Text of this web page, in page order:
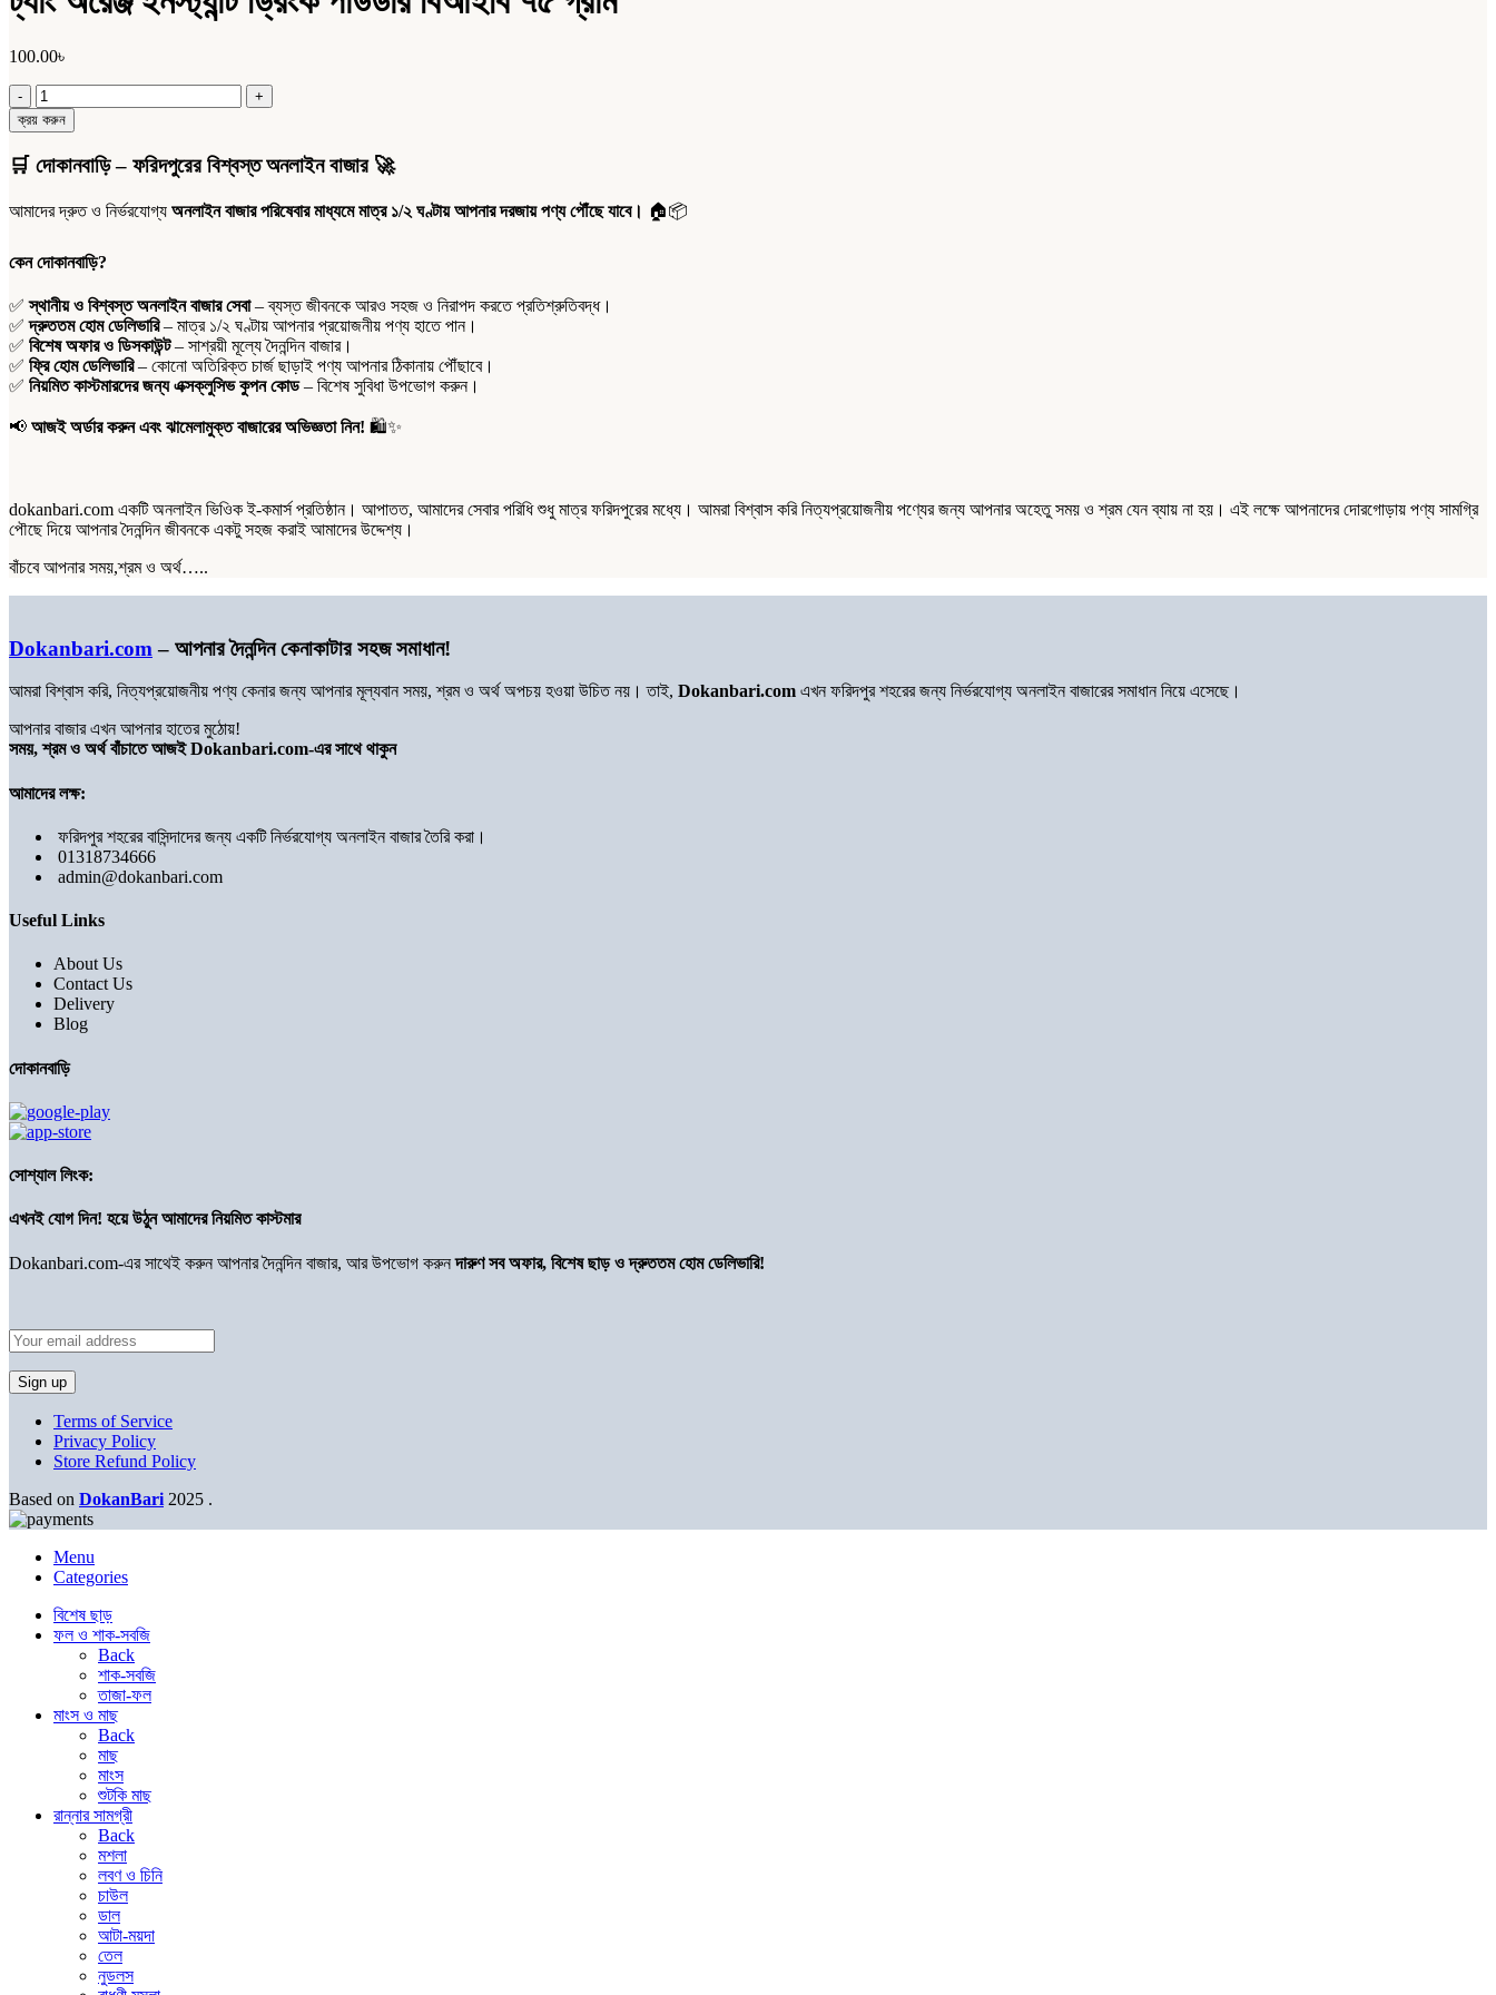
100.00৳
ট্যাং
অরেঞ্জ
ইনস্ট্যান্ট
পাউডার
৭৫
quantity
ক্রয় করুন
🛒 দোকানবাড়ি – ফরিদপুরের বিশ্বস্ত অনলাইন বাজার🚀
আমাদের দ্রুত ও নির্ভরযোগ্য অনলাইন বাজার পরিষেবার মাধ্যমে মাত্র ১/২ ঘণ্টায় আপনার দরজায় পণ্য পৌঁছে যাবে। 🏠📦
কেন দোকানবাড়ি?
✅স্থানীয় ও বিশ্বস্ত অনলাইন বাজার সেবা– ব্যস্ত জীবনকে আরও সহজ ও নিরাপদ করতে প্রতিশ্রুতিবদ্ধ।
✅দ্রুততম হোম ডেলিভারি– মাত্র ১/২ ঘণ্টায় আপনার প্রয়োজনীয় পণ্য হাতে পান।
✅ বিশেষ অফার ও ডিসকাউন্ট– সাশ্রয়ী মূল্যে দৈনন্দিন বাজার।
✅ ফ্রি হোম ডেলিভারি– কোনো অতিরিক্ত চার্জ ছাড়াই পণ্য আপনার ঠিকানায় পৌঁছাবে।
✅ নিয়মিত কাস্টমারদের জন্য এক্সক্লুসিভ কুপন কোড– বিশেষ সুবিধা উপভোগ করুন।
📢 আজই অর্ডার করুন এবং ঝামেলামুক্ত বাজারের অভিজ্ঞতা নিন! 🛍️✨
dokanbari.com একটি অনলাইন ভিওিক ই-কমার্স প্রতিষ্ঠান। আপাতত, আমাদের সেবার পরিধি শুধু মাত্র ফরিদপুরের মধ্যে। আমরা বিশ্বাস করি নিত্যপ্রয়োজনীয় পণ্যের জন্য আপনার অহেতু সময় ও শ্রম যেন ব্যায় না হয়। এই লক্ষে আপনাদের দোরগোড়ায় পণ্য সামগ্রি
পৌছে দিয়ে আপনার দৈনন্দিন জীবনকে একটু সহজ করাই আমাদের উদ্দেশ্য।
বাঁচবে আপনার সময়,শ্রম ও অর্থ…..
Dokanbari.com – আপনার দৈনন্দিন কেনাকাটার সহজ সমাধান!
আমরা বিশ্বাস করি, নিত্যপ্রয়োজনীয় পণ্য কেনার জন্য আপনার মূল্যবান সময়, শ্রম ও অর্থ অপচয় হওয়া উচিত নয়। তাই, Dokanbari.com এখন ফরিদপুর শহরের জন্য নির্ভরযোগ্য অনলাইন বাজারের সমাধান নিয়ে এসেছে।
আপনার বাজার এখন আপনার হাতের মুঠোয়!
সময়, শ্রম ও অর্থ বাঁচাতে আজই Dokanbari.com-এর সাথে থাকুন
আমাদের লক্ষ:
ফরিদপুর শহরের বাসিন্দাদের জন্য একটি নির্ভরযোগ্য অনলাইন বাজার তৈরি করা।
01318734666
admin@dokanbari.com
Useful Links
About Us
Contact Us
Delivery
Blog
দোকানবাড়ি
সোশ্যাল লিংক:
এখনই যোগ দিন! হয়ে উঠুন আমাদের নিয়মিত কাস্টমার
Dokanbari.com-এর সাথেই করুন আপনার দৈনন্দিন বাজার, আর উপভোগ করুনদারুণ সব অফার, বিশেষ ছাড় ও দ্রুততম হোম ডেলিভারি!
Terms of Service
Privacy Policy
Store Refund Policy
Based on DokanBari 2025 .
Menu
Categories
বিশেষ ছাড়
ফল ও শাক-সবজি
Back
শাক-সবজি
তাজা-ফল
মাংস ও মাছ
Back
মাছ
মাংস
শুটকি মাছ
রান্নার সামগ্রী
Back
মশলা
লবণ ও চিনি
চাউল
ডাল
আটা-ময়দা
তেল
নুডলস